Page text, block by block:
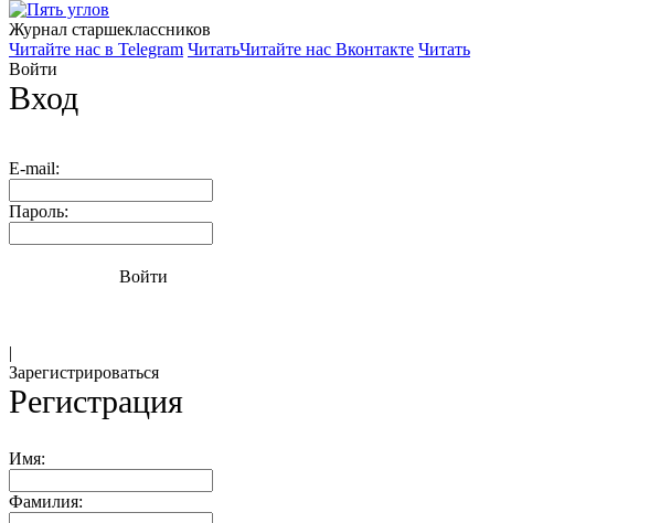
Журнал старшекласcников
Читайте нас в Telegram ЧитатьЧитайте нас Вконтакте Читать
Войти
Вход
E-mail:
Пароль:
Войти
|
Зарегистрироваться
Регистрация
Имя:
Фамилия: